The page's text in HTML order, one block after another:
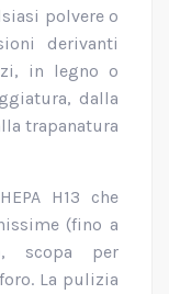
polvere o
derivanti
in legno o
dalla
trapanatura
H13 che
(fino a
scopa per
La pulizia